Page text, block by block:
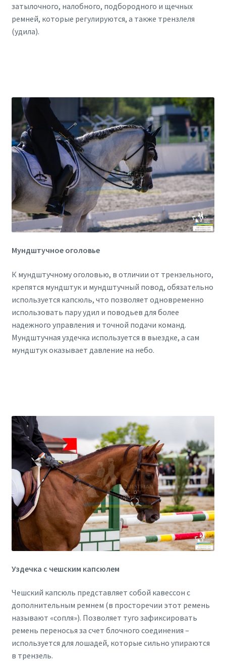
затылочного, налобного, подбородного и щечных
ремней, которые регулируются, а также трензлеля
(удила).
Мундштучное оголовье
К мундштучному оголовью, в отличии от трензельного,
крепятся мундштук и мундштучный повод, обязательно
используется капсюль, что позволяет одновременно
использовать пару удил и поводьев для более
надежного управления и точной подачи команд.
Мундштучная уздечка используется в выездке, а сам
мундштук оказывает давление на небо.
Уздечка с чешским капсюлем
Чешский капсюль представляет собой кавессон с
дополнительным ремнем (в просторечии этот ремень
называют «сопля»). Позволяет туго зафиксировать
ремень переносья за счет блочного соединения –
используется для лошадей, которые сильно упираются
в трензель.